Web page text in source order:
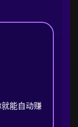
能自动赚